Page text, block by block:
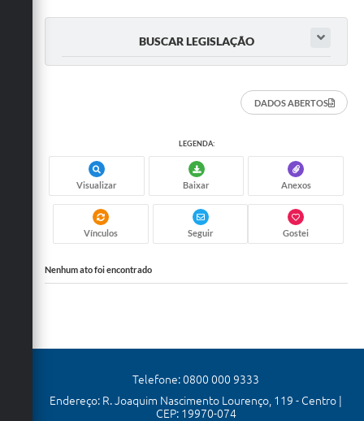
BUSCAR LEGISLAÇÃO
DADOS ABERTOS
LEGENDA:
Visualizar Baixar Anexos
Vínculos Seguir Gostei
Nenhum ato foi encontrado
Telefone: 0800 000 9333
Endereço: R. Joaquim Nascimento Lourenço, 119 - Centro |
CEP: 19970-074